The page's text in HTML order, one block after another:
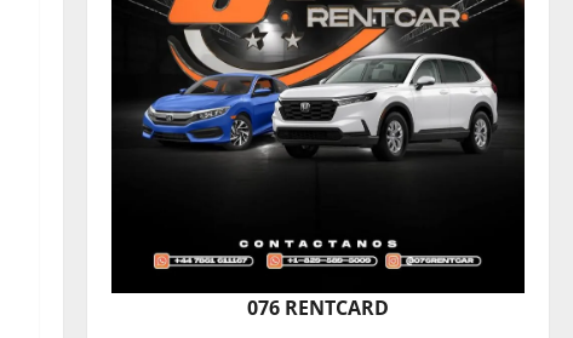
076 RENTCARD